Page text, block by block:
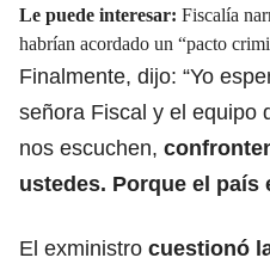
Le puede interesar: Fiscalía
habrían acordado un “pacto
Finalmente, dijo: “Yo
señora Fiscal y el equipo
nos escuchen,
ustedes. Porque el
El exministro cuestionó